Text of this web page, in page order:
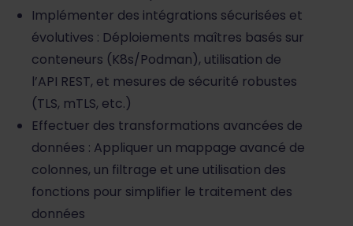
Implémenter des intégrations sécurisées et
évolutives : Déploiements maîtres basés sur
conteneurs (K8s/Podman), utilisation de
l’API REST, et mesures de sécurité robustes
(TLS, mTLS, etc.)
Effectuer des transformations avancées de
données : Appliquer un mappage avancé de
colonnes, un filtrage et une utilisation des
fonctions pour simplifier le traitement des
données